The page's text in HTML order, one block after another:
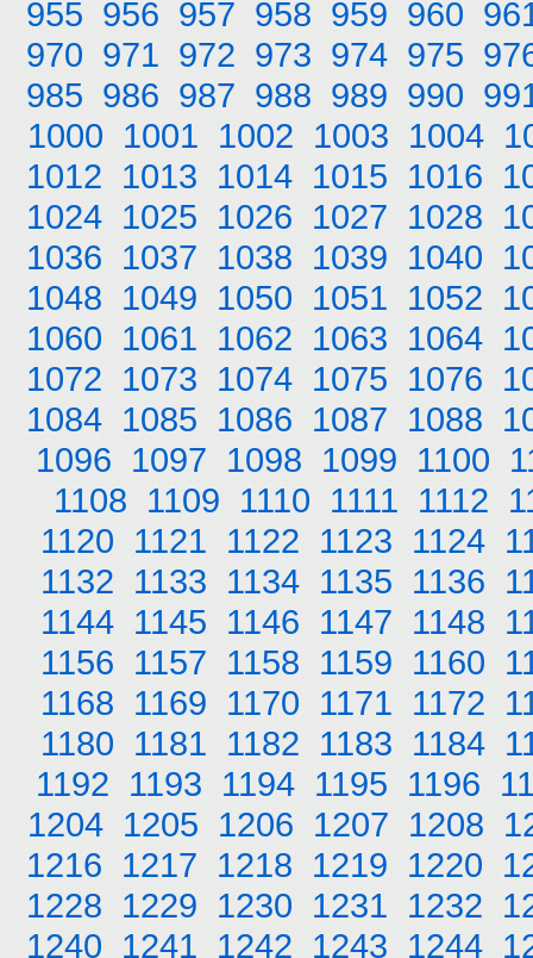
955 956 957 958 959 960
970 971 972 973 974 975
985 986 987 988 989 990
1000 1001 1002 1003 1004
1012 1013 1014 1015 1016
1024 1025 1026 1027 1028
1036 1037 1038 1039 1040
1048 1049 1050 1051 1052
1060 1061 1062 1063 1064
1072 1073 1074 1075 1076
1084 1085 1086 1087 1088
1096 1097 1098 1099 1100
1108 1109 1110 1111 1112
1120 1121 1122 1123 1124
1132 1133 1134 1135 1136
1144 1145 1146 1147 1148
1156 1157 1158 1159 1160
1168 1169 1170 1171 1172
1180 1181 1182 1183 1184
1192 1193 1194 1195 1196
1204 1205 1206 1207 1208
1216 1217 1218 1219 1220
1228 1229 1230 1231 1232
1240 1241 1242 1243 1244